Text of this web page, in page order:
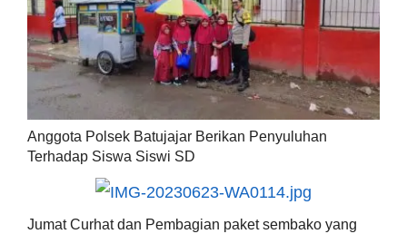
Anggota Polsek Batujajar Berikan Penyuluhan
Terhadap Siswa Siswi SD
Jumat Curhat dan Pembagian paket sembako yang